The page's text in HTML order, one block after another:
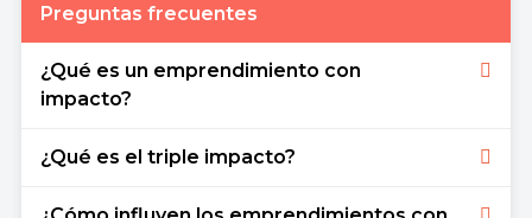
Preguntas frecuentes
¿Qué es un emprendimiento con
impacto?
negocio independiente recientemente
¿Qué es el triple impacto?